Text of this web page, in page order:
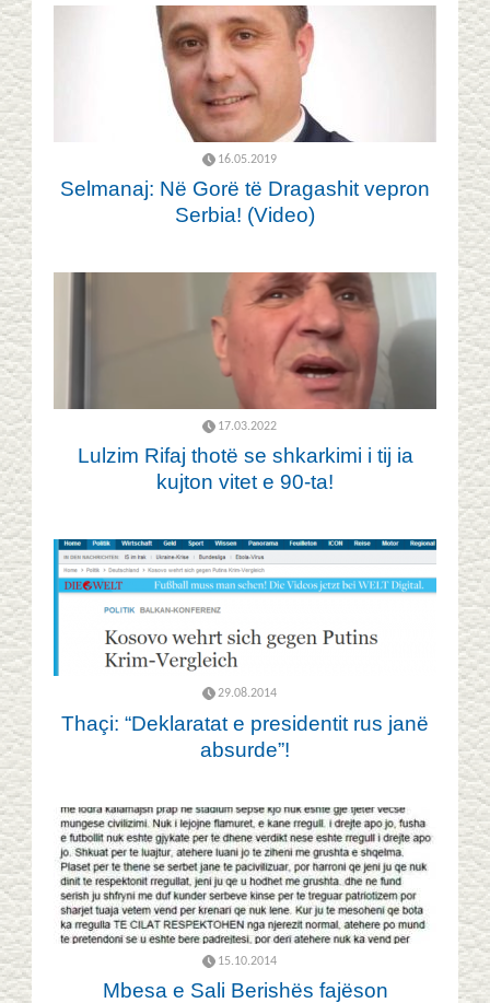
16.05.2019
Selmanaj: Në Gorë të Dragashit vepron
Serbia! (Video)
17.03.2022
Lulzim Rifaj thotë se shkarkimi i tij ia
kujton vitet e 90-ta!
29.08.2014
Thaçi: “Deklaratat e presidentit rus janë
absurde”!
15.10.2014
Mbesa e Sali Berishës fajëson